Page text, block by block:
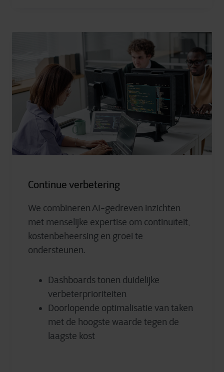
Continue verbetering
We combineren AI-gedreven inzichten
met menselijke expertise om continuïteit,
kostenbeheersing en groei te
ondersteunen.
Dashboards tonen duidelijke
verbeterprioriteiten
Doorlopende optimalisatie van taken
met de hoogste waarde tegen de
laagste kost